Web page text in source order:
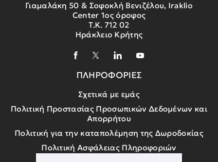
Γιαμαλάκη 50 & Σοφοκλή Βενιζέλου, Iraklio
Center 1ος όροφος
Τ.Κ. 712 02
Ηράκλειο Κρήτης
ΠΛΗΡΟΦΟΡΙΕΣ
Σχετικά με εμάς
Πολιτική Προστασίας Προσωπικών Δεδομένων και
Απορρήτου
Πολιτική για την καταπολέμηση της Δωροδοκίας
Πολιτική Ασφάλειας Πληροφοριών